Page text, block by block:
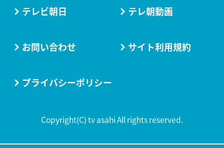
テレビ朝日 テレ朝動画
お問い合わせ サイト利用規約
プライバシーポリシー
Copyright(C) tv asahi All rights reserved.